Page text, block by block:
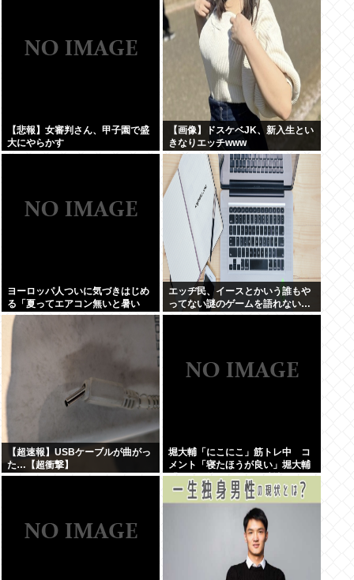
【悲報】女審判さん、甲子園で盛
大にやらかす
【画像】ドスケベJK、新入生とい
きなりエッチwww
ヨーロッパ人ついに気づきはじめ
る「夏ってエアコン無いと暑い
わ」
エッヂ民、イースとかいう誰もや
ってない謎のゲームを語れない…
【超速報】USBケーブルが曲がっ
た…【超衝撃】
堀大輔「にこにこ」筋トレ中 コ
メント「寝たほうが良い」堀大輔
「！！」筋トレ器具を破壊